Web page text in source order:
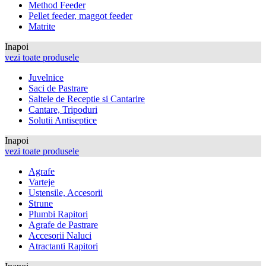
Method Feeder
Pellet feeder, maggot feeder
Matrite
Inapoi
vezi toate produsele
Juvelnice
Saci de Pastrare
Saltele de Receptie si Cantarire
Cantare, Tripoduri
Solutii Antiseptice
Inapoi
vezi toate produsele
Agrafe
Varteje
Ustensile, Accesorii
Strune
Plumbi Rapitori
Agrafe de Pastrare
Accesorii Naluci
Atractanti Rapitori